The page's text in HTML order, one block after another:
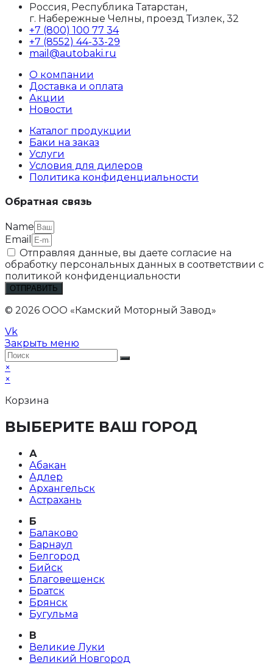
Россия, Республика Татарстан,
г. Набережные Челны, проезд Тизлек, 32
+7 (800) 100 77 34
+7 (8552) 44-33-29
mail@autobaki.ru
О компании
Доставка и оплата
Акции
Новости
Каталог продукции
Баки на заказ
Услуги
Условия для дилеров
Политика конфиденциальности
Обратная связь
Name
Email
Отправляя данные, вы даете согласие на
обработку персональных данных в соответствии с
политикой конфиденциальности
ОТПРАВИТЬ
© 2026 ООО «Камский Моторный Завод»
Vk
Закрыть меню
×
×
Корзина
ВЫБЕРИТЕ ВАШ ГОРОД
А
Абакан
Адлер
Архангельск
Астрахань
Б
Балаково
Барнаул
Белгород
Бийск
Благовещенск
Братск
Брянск
Бугульма
В
Великие Луки
Великий Новгород